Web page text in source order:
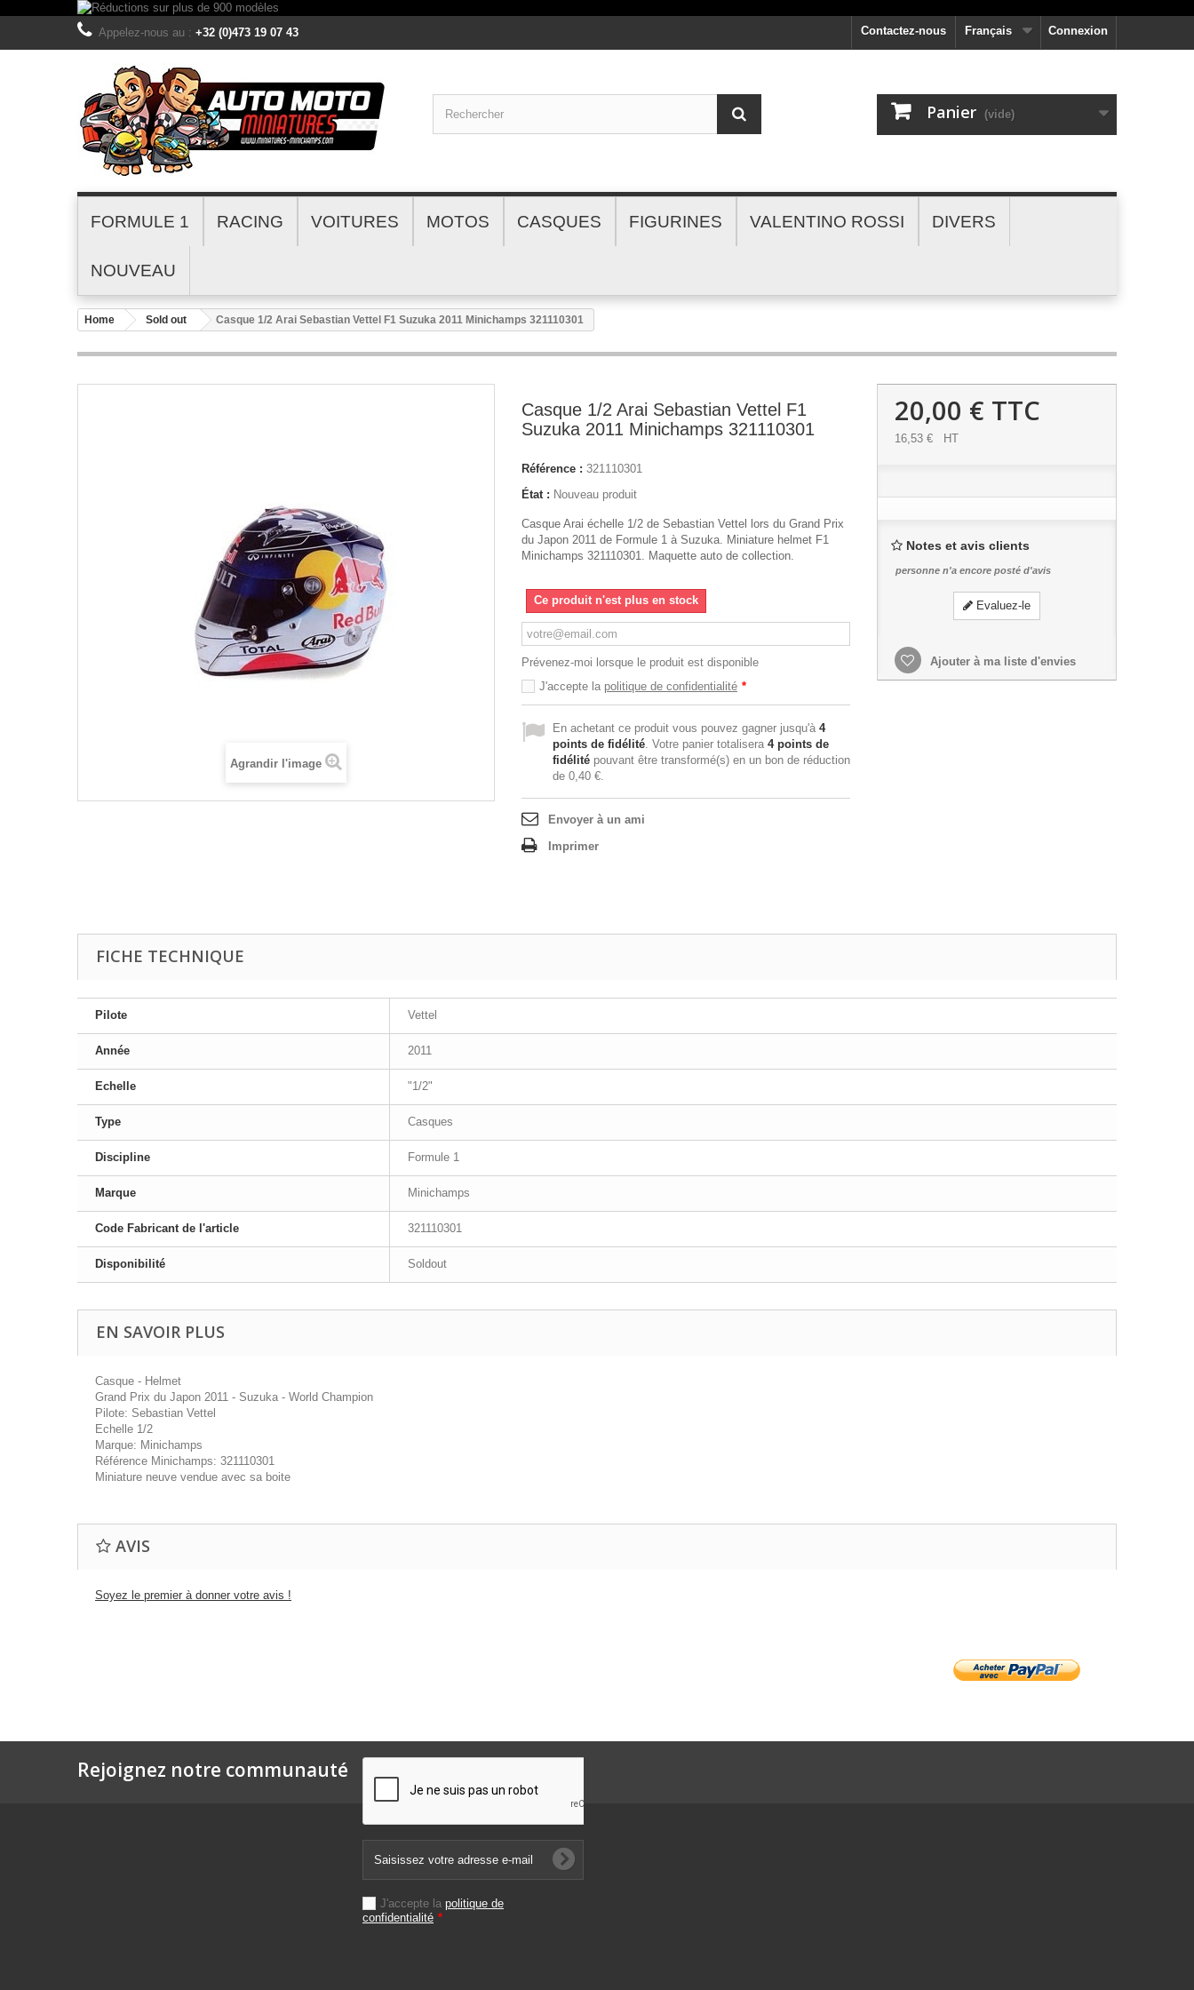
Connexion
Français
Contactez-nous
Appelez-nous au : +32 (0)473 19 07 43
Panier (vide)
FORMULE 1 RACING VOITURES MOTOS CASQUES FIGURINES VALENTINO ROSSI DIVERS
NOUVEAU
Home Sold out Casque 1/2 Arai Sebastian Vettel F1 Suzuka 2011 Minichamps 321110301
Agrandir l'image
Casque 1/2 Arai Sebastian Vettel F1
Suzuka 2011 Minichamps 321110301
Référence : 321110301
État : Nouveau produit
Casque Arai échelle 1/2 de Sebastian Vettel lors du Grand Prix
du Japon 2011 de Formule 1 à Suzuka. Miniature helmet F1
Minichamps 321110301. Maquette auto de collection.
Ce produit n'est plus en stock
Prévenez-moi lorsque le produit est disponible
J'accepte la politique de confidentialité *
En achetant ce produit vous pouvez gagner jusqu'à 4
points de fidélité. Votre panier totalisera 4points de
fidélité pouvant être transformé(s) en un bon de réduction
de 0,40 €.
Envoyer à un ami
Imprimer
20,00 € TTC
16,53 € HT
Notes et avis clients
personne n'a encore posté d'avis
Evaluez-le
Ajouter à ma liste d'envies
FICHE TECHNIQUE
Pilote Vettel
Année 2011
Echelle "1/2"
Type Casques
Discipline Formule 1
Marque Minichamps
Code Fabricant de l'article 321110301
Disponibilité Soldout
EN SAVOIR PLUS
Casque - Helmet
Grand Prix du Japon 2011 - Suzuka - World Champion
Pilote: Sebastian Vettel
Echelle 1/2
Marque: Minichamps
Référence Minichamps: 321110301
Miniature neuve vendue avec sa boite
AVIS
Soyez le premier à donner votre avis !
Rejoignez notre communauté
J'accepte la politique de
confidentialité *